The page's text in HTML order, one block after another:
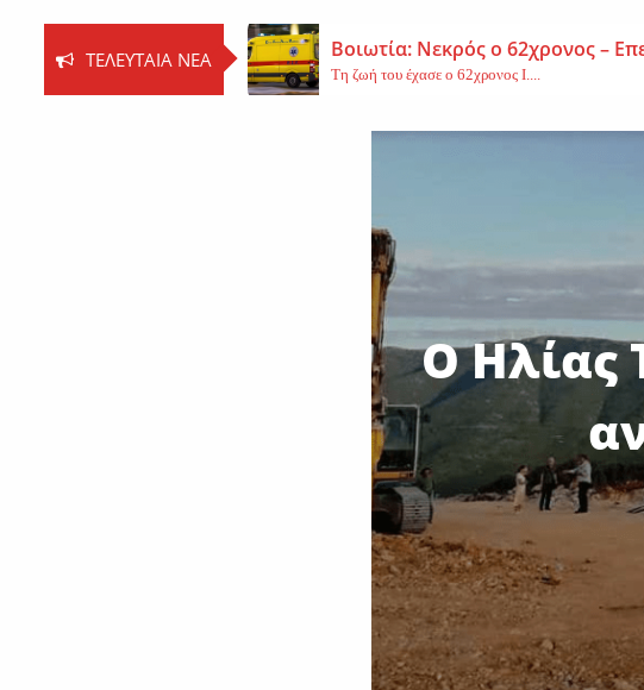
ΤΕΛΕΥΤΑΊΑ ΝΈΑ Βοιωτία: Νεκρός ο 62χρονος –
Τη ζωή του έχασε ο 62χρονος Ι....
Εφυγε από τη ζωή η μοναχή
Τη ζωή του έχασε ένας 59χρονος εργάτης,...
Ο Ηλίας